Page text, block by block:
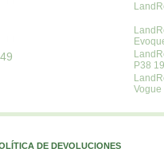
P38
Vogue
DE DEVOLUCIONES